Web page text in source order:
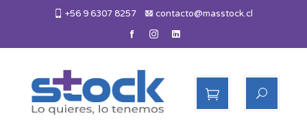
+56 9 6307 8257 contacto@masstock.cl